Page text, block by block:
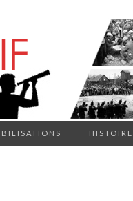
HISTOIRE